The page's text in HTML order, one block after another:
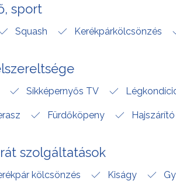
sport
Squash Kerékpárkölcsönzés
Síkképernyős TV
Fürdőköpeny Hajszárító
szolgáltatások
kölcsönzés Kiságy